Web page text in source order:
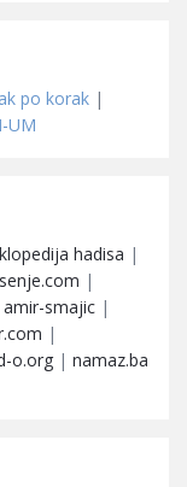
po korak |
UM
hadisa |
|
amir-smajic |
|
o.org | namaz.ba